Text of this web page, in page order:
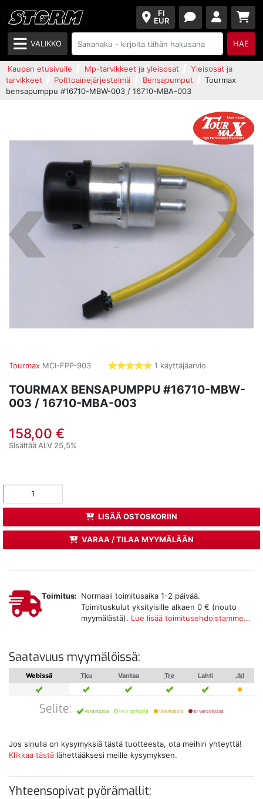
FI
EUR
VALIKKO HAE
Kaupan etusivulle Mp-tarvikkeet ja yleisosat
Yleisosat ja
tarvikkeet
Polttoainejärjestelmä Bensapumput
Tourmax
bensapumppu #16710-MBW-003 / 16710-MBA-003
Tourmax MCI-FPP-903
tähdet
1 käyttäjäarvio
TOURMAX BENSAPUMPPU #16710-MBW-
003 / 16710-MBA-003
158,00 €
Sisältää ALV 25,5%
LISÄÄ OSTOSKORIIN
VARAA / TILAA MYYMÄLÄÄN
Toimitus: Normaali toimitusaika 1-2 päivää.
Toimituskulut yksityisille alkaen 0 € (nouto
myymälästä). Lue lisää toimitusehdoistamme...
Saatavuus myymälöissä:
Webissä Tku Vantaa Tre Lahti Jkl
Selite: varastossa heti verkosta tilauksesta ei varastossa
Jos sinulla on kysymyksiä tästä tuotteesta, ota meihin yhteyttä!
Klikkaa tästä lähettääksesi meille kysymyksen.
Yhteensopivat pyörämallit: